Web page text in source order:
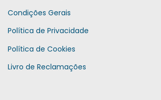
Condições Gerais
Política de Privacidade
Política de Cookies
Livro de Reclamações